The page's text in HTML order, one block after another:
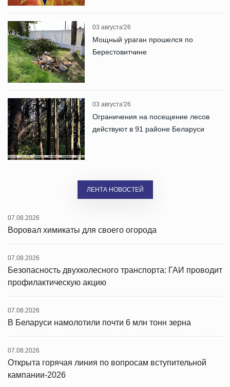
03 августа'26
Мощный ураган прошелся по
Берестовитчине
03 августа'26
Ограничения на посещение лесов
действуют в 91 районе Беларуси
ЛЕНТА НОВОСТЕЙ
07.08.2026
Воровал химикаты для своего огорода
07.08.2026
Безопасность двухколесного транспорта: ГАИ проводит
профилактическую акцию
07.08.2026
В Беларуси намолотили почти 6 млн тонн зерна
07.08.2026
Открыта горячая линия по вопросам вступительной
кампании-2026